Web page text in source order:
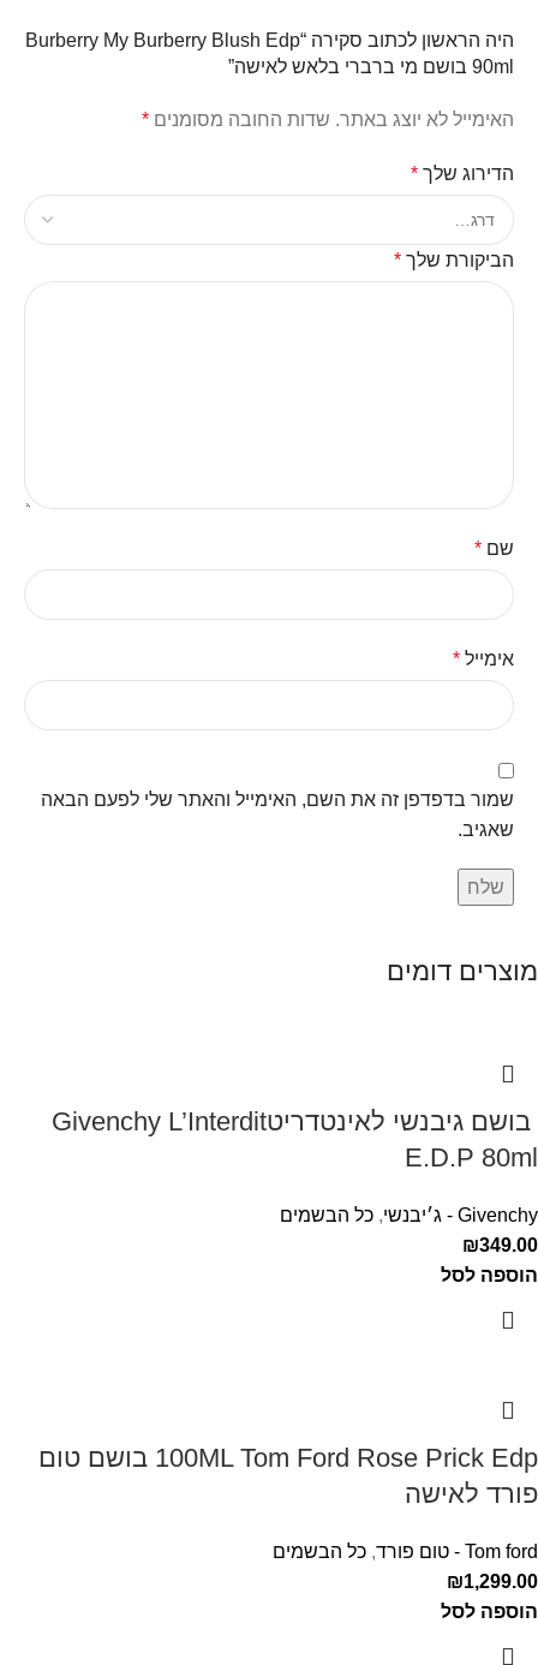
היה הראשון לכתוב סקירה “Burberry My Burberry Blush Edp
90ml בושם מי ברברי בלאש לאישה”
האימייל לא יוצג באתר. שדות החובה מסומנים *
הדירוג שלך *
הביקורת שלך *
שם *
אימייל *
שמור בדפדפן זה את השם, האימייל והאתר שלי לפעם הבאה
שאגיב.
מוצרים דומים
‏ בושם גיבנשי לאינטדריטGivenchy L’Interdit
E.D.P 80ml ‏
Givenchy - ג׳יבנשי , כל הבשמים
₪349.00
הוספה לסל
100ML Tom Ford Rose Prick Edp בושם טום
פורד לאישה
Tom ford - טום פורד , כל הבשמים
₪1,299.00
הוספה לסל